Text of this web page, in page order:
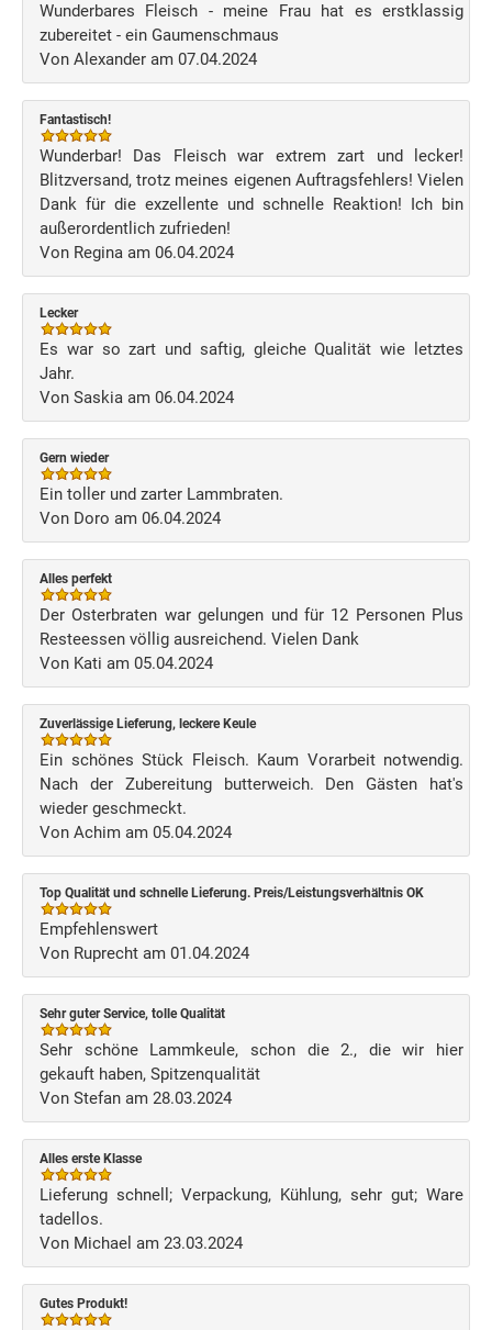
Wunderbares Fleisch - meine Frau hat es erstklassig
zubereitet - ein Gaumenschmaus
Von Alexander am 07.04.2024
Fantastisch!
Wunderbar! Das Fleisch war extrem zart und lecker!
Blitzversand, trotz meines eigenen Auftragsfehlers! Vielen
Dank für die exzellente und schnelle Reaktion! Ich bin
außerordentlich zufrieden!
Von Regina am 06.04.2024
Lecker
Es war so zart und saftig, gleiche Qualität wie letztes
Jahr.
Von Saskia am 06.04.2024
Gern wieder
Ein toller und zarter Lammbraten.
Von Doro am 06.04.2024
Alles perfekt
Der Osterbraten war gelungen und für 12 Personen Plus
Resteessen völlig ausreichend. Vielen Dank
Von Kati am 05.04.2024
Zuverlässige Lieferung, leckere Keule
Ein schönes Stück Fleisch. Kaum Vorarbeit notwendig.
Nach der Zubereitung butterweich. Den Gästen hat's
wieder geschmeckt.
Von Achim am 05.04.2024
Top Qualität und schnelle Lieferung. Preis/Leistungsverhältnis OK
Empfehlenswert
Von Ruprecht am 01.04.2024
Sehr guter Service, tolle Qualität
Sehr schöne Lammkeule, schon die 2., die wir hier
gekauft haben, Spitzenqualität
Von Stefan am 28.03.2024
Alles erste Klasse
Lieferung schnell; Verpackung, Kühlung, sehr gut; Ware
tadellos.
Von Michael am 23.03.2024
Gutes Produkt!